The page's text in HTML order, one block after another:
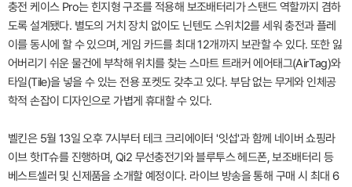
충전 케이스 Pro는 힌지형 구조를 적용해 보조배터리가 스탠드 역할까지 겸하
도록 설계됐다. 별도의 거치 장치 없이도 닌텐도 스위치2를 세워 충전과 플레
이를 동시에 할 수 있으며, 게임 카드를 최대 12개까지 보관할 수 있다. 또한 잃
어버리기 쉬운 물건에 부착해 위치를 찾는 스마트 트래커 에어태그(AirTag)와
타일(Tile)을 넣을 수 있는 전용 포켓도 갖추고 있다. 부담 없는 무게와 인체공
학적 손잡이 디자인으로 가볍게 휴대할 수 있다.
벨킨은 5월 13일 오후 7시부터 테크 크리에이터 '잇섭'과 함께 네이버 쇼핑라
이브 핫IT슈를 진행하며, Qi2 무선충전기와 블루투스 헤드폰, 보조배터리 등
베스트셀러 및 신제품을 소개할 예정이다. 라이브 방송을 통해 구매 시 최대 6